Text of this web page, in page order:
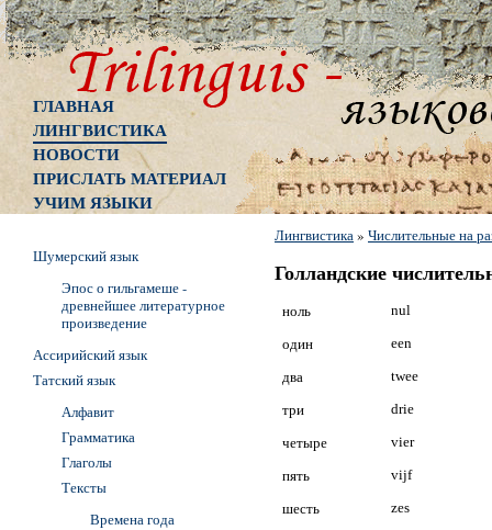
ГЛАВНАЯ
ЛИНГВИСТИКА
НОВОСТИ
ПРИСЛАТЬ МАТЕРИАЛ
УЧИМ ЯЗЫКИ
Лингвистика» Числительные на
Голландские
ноль nul
один een
два twee
три drie
четыре vier
пять vijf
шесть zes
Шумерский язык
Эпос о гильгамеше -
древнейшее литературное
произведение
Ассирийский язык
Татский язык
Алфавит
Грамматика
Глаголы
Тексты
Времена года